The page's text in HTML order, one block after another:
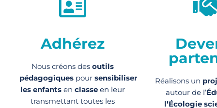
Adhérez
Nous créons des outils
pédagogiques pour sensibiliser
les enfants en classe en leur
transmettant toutes les
Réalisons un
autour de l’
l’Écologie